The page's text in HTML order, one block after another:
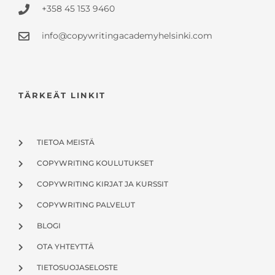
TÄRKEÄT LINKIT
TIETOA MEISTÄ
COPYWRITING KOULUTUKSET
COPYWRITING KIRJAT JA KURSSIT
COPYWRITING PALVELUT
BLOGI
OTA YHTEYTTÄ
TIETOSUOJASELOSTE
+358 45 153 9460
info@copywritingacademyhelsinki.com